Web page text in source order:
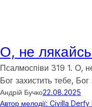
О, не
Псалмоспіви 319 1. О,
Бог захистить тебе,
Андрій Бучко22.08.2025
Автор мелодії: Civilla